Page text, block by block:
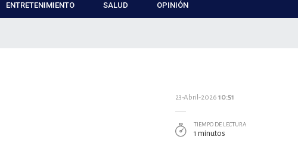
ENTRETENIMIENTO SALUD OPINIÓN
23-Abril-2026 10:51
TIEMPO DE LECTURA
1 minutos